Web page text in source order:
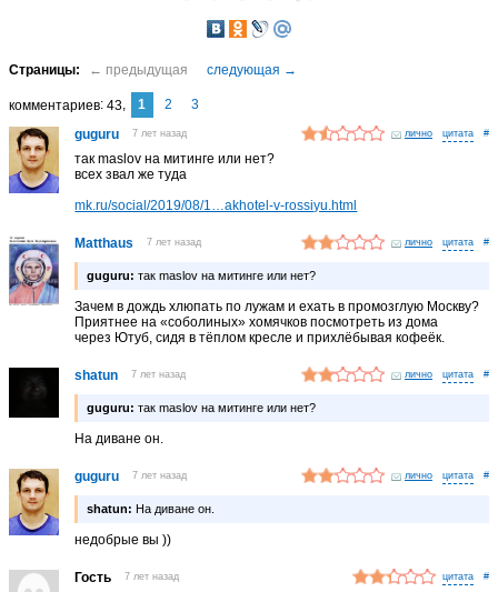
комментариев 43 1 2
3
guguru
7 лет назад лично #
так maslov на митинге или нет?
всех звал же туда
mk.ru/social/2019/08/1…akhotel-v-rossiyu.html
Matthaus 7 лет назад лично #
guguru: так maslov на митинге или нет?
Зачем в дождь хлюпать по лужам и ехать в промозглую Москву?
Приятнее на «соболиных» хомячков посмотреть из дома
через Ютуб, сидя в тёплом кресле и прихлёбывая кофеёк.
shatun 7 лет назад лично #
guguru: так maslov на митинге или нет?
На диване он.
guguru 7 лет назад лично #
shatun: На диване он.
недобрые вы ))
Гость 7 лет назад #